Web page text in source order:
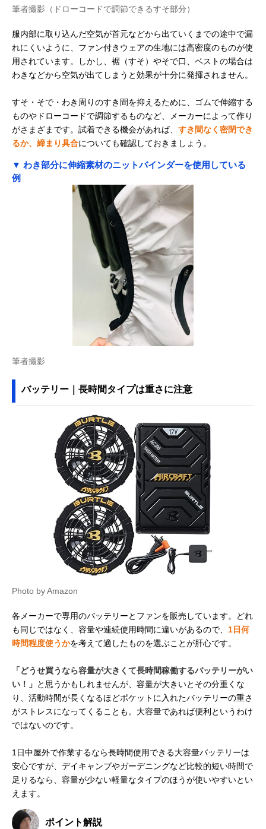
筆者撮影（ドローコードで調節できるすそ部分）
服内部に取り込んだ空気が首元などから出ていくまでの途中で漏
れにくいように、ファン付きウェアの生地には高密度のものが使
用されています。しかし、裾（すそ）やそで口、ベストの場合は
わきなどから空気が出てしまうと効果が十分に発揮されません。
すそ・そで・わき周りのすき間を抑えるために、ゴムで伸縮する
ものやドローコードで調節するものなど、メーカーによって作り
がさまざまです。試着できる機会があれば、 すき間なく密閉でき
るか、締まり具合についても確認しておきましょう。
▼ わき部分に伸縮素材のニットバインダーを使用している
例
筆者撮影
バッテリー｜長時間タイプは重さに注意
Photo by Amazon
各メーカーで専用のバッテリーとファンを販売しています。どれ
も同じではなく、容量や連続使用時間に違いがあるので、 1日何
時間程度使うかを考えて適したものを選ぶことが肝心です。
「どうせ買うなら容量が大きくて長時間稼働するバッテリーがい
い！」 と思うかもしれませんが、容量が大きいとその分重くな
り、活動時間が長くなるほどポケットに入れたバッテリーの重さ
がストレスになってくることも。大容量であれば便利というわけ
ではないのです。
1日中屋外で作業するなら長時間使用できる大容量バッテリーは
安心ですが、デイキャンプやガーデニングなど比較的短い時間で
足りるなら、容量が少ない軽量なタイプのほうが使いやすいとい
えます。
ポイント解説